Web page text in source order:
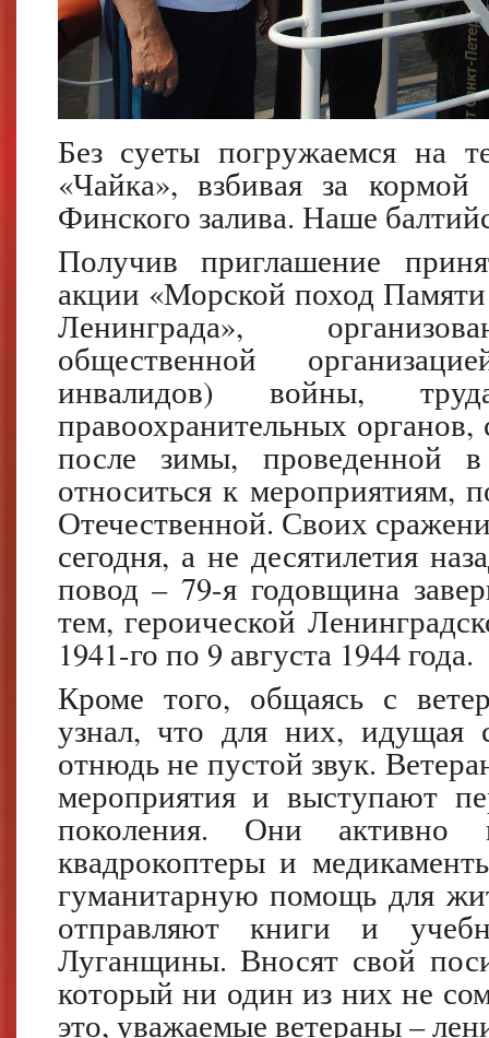
Без суеты погружаемся на
«Чайка», взбивая за
Финского залива. Наше
Получив приглашение
акции «Морской поход
Ленинграда»,
общественной
инвалидов) войны,
правоохранительных органов,
после зимы, проведенной
относиться к мероприятиям,
Отечественной. Своих
сегодня, а не десятилетия
повод – 79-я годовщина
тем, героической
1941-го по 9 августа 1944 года.
Кроме того, общаясь с
узнал, что для них, идущая
отнюдь не пустой звук.
мероприятия и выступают
поколения. Они активно
квадрокоптеры и
гуманитарную помощь для
отправляют книги и
Луганщины. Вносят свой
который ни один из них не
это, уважаемые ветераны –